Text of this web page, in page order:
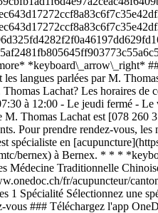
*keyboard\_arrow\_right*
langues parlées par M.
Lachat? Les horaires
à 12:00 - Le jeudi fermé -
M. Thomas Lachat est [078
Pour prendre rendez-vous,
spécialiste en
bernex) à Bernex. * * *
Médecine Traditionnelle